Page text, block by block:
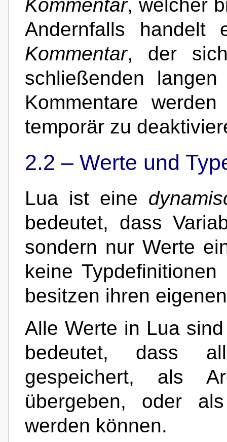
Kommentar, welcher
Andernfalls
Kommentar, der
schließenden
Kommentare
temporär zu
2.2 – Werte und
Lua ist eine
bedeutet, dass
sondern nur Werte
keine
besitzen ihren
Alle Werte in Lua
bedeutet, dass
gespeichert, als
übergeben, oder
werden können.